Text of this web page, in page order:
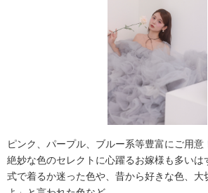
ピンク、パープル、ブルー系等豊富にご用意
絶妙な色のセレクトに心躍るお嫁様も多いは
式で着るか迷った色や、昔から好きな色、大